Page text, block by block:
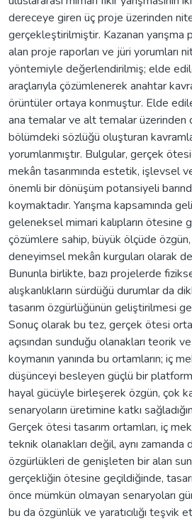
dereceye giren üç proje üzerinden
gerçekleştirilmiştir. Kazanan yarışma
alan proje raporları ve jüri yorumları
yöntemiyle değerlendirilmiş; elde
araçlarıyla çözümlenerek anahtar
örüntüler ortaya konmuştur. Elde
ana temalar ve alt temalar üzerinden
bölümdeki sözlüğü oluşturan
yorumlanmıştır. Bulgular, gerçek
mekân tasarımında estetik, işlevsel
önemli bir dönüşüm potansiyeli
koymaktadır. Yarışma kapsamında
geleneksel mimari kalıpların ötesine
çözümlere sahip, büyük ölçüde özgün,
deneyimsel mekân kurguları olarak
Bununla birlikte, bazı projelerde
alışkanlıkların sürdüğü durumlar da
tasarım özgürlüğünün geliştirilmesi
Sonuç olarak bu tez, gerçek ötesi
açısından sunduğu olanakları teorik
koymanın yanında bu ortamların; iç
düşünceyi besleyen güçlü bir
hayal gücüyle birleşerek özgün, çok
senaryoların üretimine katkı
Gerçek ötesi tasarım ortamları, iç
teknik olanakları değil, aynı
özgürlükleri de genişleten bir alan
gerçekliğin ötesine geçildiğinde,
önce mümkün olmayan senaryoları
bu da özgünlük ve yaratıcılığı teşvik